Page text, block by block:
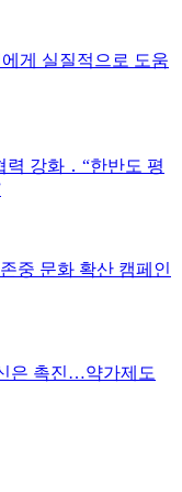
게 실질적으로 도움
강화 ․ “한반도 평
중 문화 확산 캠페인
은 촉진…약가제도